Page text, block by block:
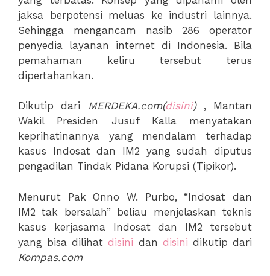
jaksa berpotensi meluas ke industri lainnya.
Sehingga mengancam nasib 286 operator
penyedia layanan internet di Indonesia. Bila
pemahaman keliru tersebut terus
dipertahankan.
Dikutip dari MERDEKA.com(disini) , Mantan
Wakil Presiden Jusuf Kalla menyatakan
keprihatinannya yang mendalam terhadap
kasus Indosat dan IM2 yang sudah diputus
pengadilan Tindak Pidana Korupsi (Tipikor).
Menurut Pak Onno W. Purbo, “Indosat dan
IM2 tak bersalah” beliau menjelaskan teknis
kasus kerjasama Indosat dan IM2 tersebut
yang bisa dilihatdisini dan disini dikutip dari
Kompas.com